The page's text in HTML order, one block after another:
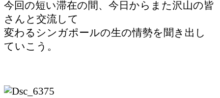
今回の短い滞在の間、今日からまた沢山の皆
さんと交流して
変わるシンガポールの生の情勢を聞き出し
ていこう。